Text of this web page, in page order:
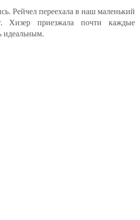
Рейчел переехала в наш маленький
Хизер приезжала почти каждые
идеальным.